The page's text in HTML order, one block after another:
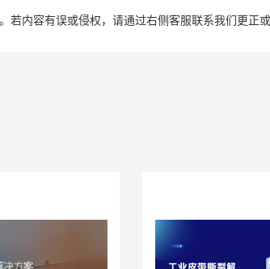
若内容有误或侵权，请通过右侧客服联系我们更正